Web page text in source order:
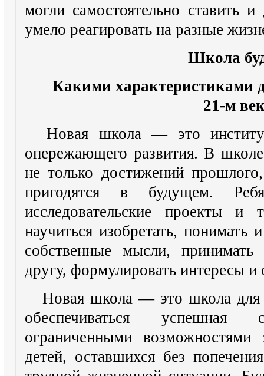
могли самостоятельно ставить и
умело реагировать на разные
Школа
Какими характеристиками
21-м
Новая школа — это
опережающего развития. В
не только достижений
пригодятся в будущем.
исследовательские проекты и
научиться изобретать, понимать
собственные мысли,
другу, формулировать интересы и
Новая школа — это школа
обеспечиваться
ограниченными возможностями
детей, оставшихся без